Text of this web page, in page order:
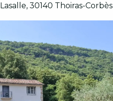
30140 Thoiras-Corbès